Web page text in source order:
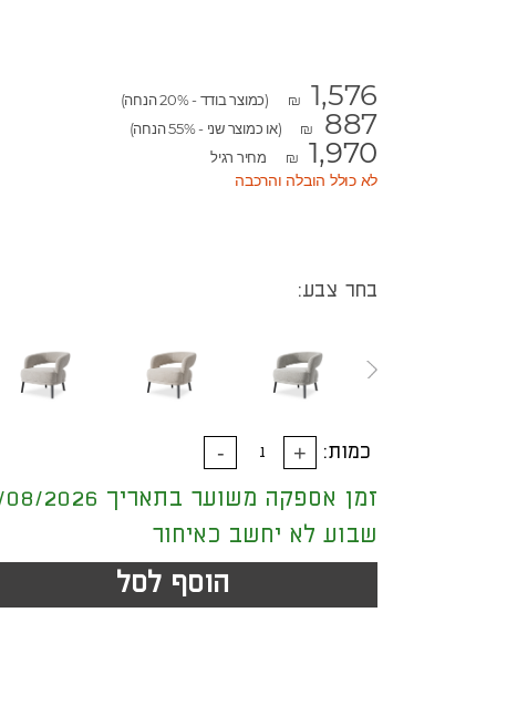
₪ 1,576 (כמוצר בודד - 20% הנחה)
₪ 887 (או כמוצר שני - 55% הנחה)
₪ 1,970 מחיר רגיל
לא כולל הובלה והרכבה
בחר צבע:
כמות:
זמן אספקה משוער בתאריך 30/08/2026
שבוע לא יחשב כאיחור
הוסף לסל